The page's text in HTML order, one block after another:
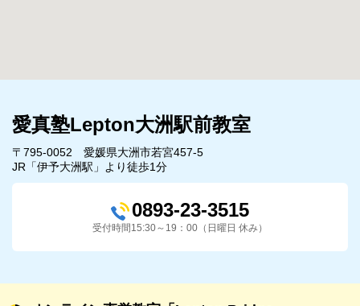
愛真塾Lepton大洲駅前教室
〒795-0052 愛媛県大洲市若宮457-5
JR「伊予大洲駅」より徒歩1分
0893-23-3515
受付時間15:30～19：00（日曜日 休み）